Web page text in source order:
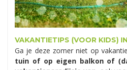
VAKANTIETIPS (VOOR KIDS)
Ga je deze zomer niet op
tuin of op eigen balkon of